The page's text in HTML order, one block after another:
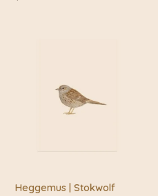
Heggemus | Stokwolf